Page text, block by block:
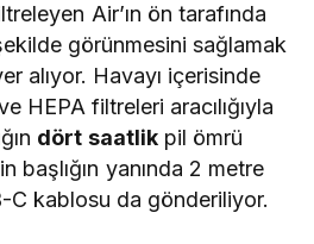
Air’ın ön tarafında
görünmesini sağlamak
alıyor. Havayı içerisinde
HEPA filtreleri aracılığıyla
dört saatlikpil ömrü
başlığın yanında 2 metre
C kablosu da gönderiliyor.